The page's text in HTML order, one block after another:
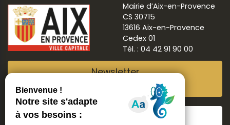
Mairie d’Aix-en-Provence
CS 30715
13616 Aix-en-Provence
Cedex 01
Tél. : 04 42 91 90 00
Newsletter